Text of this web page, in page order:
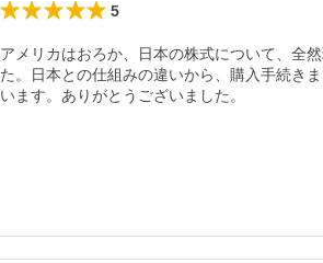
5
アメリカはおろか、日本の株式について、全
た。日本との仕組みの違いから、購入手続き
います。ありがとうございました。